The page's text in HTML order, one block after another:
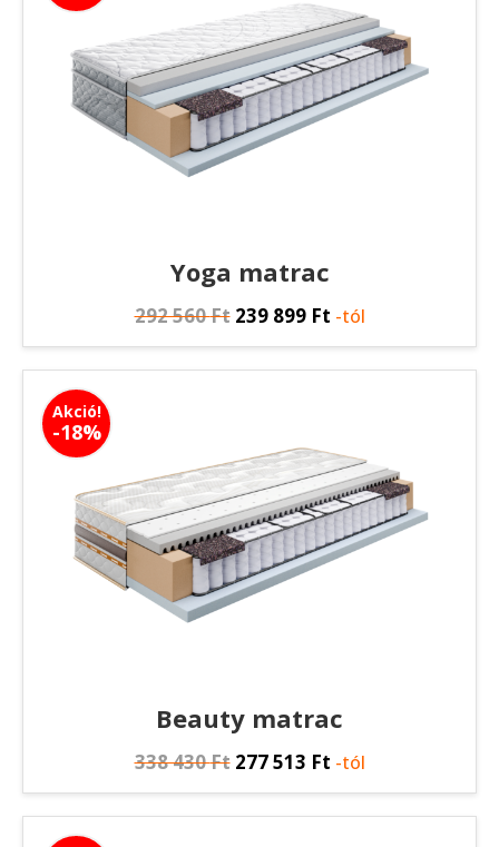
Yoga matrac
292 560Ft 239 899 Ft -tól
Akció!
-18%
Beauty matrac
338 430Ft 277 513 Ft -tól